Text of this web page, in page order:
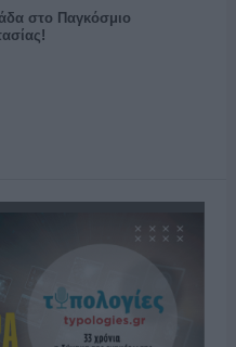
στο Παγκόσμιο